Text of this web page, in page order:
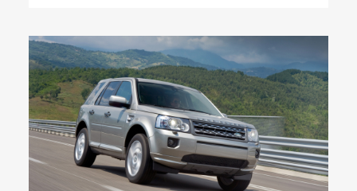
LINKEDIN
SHARE